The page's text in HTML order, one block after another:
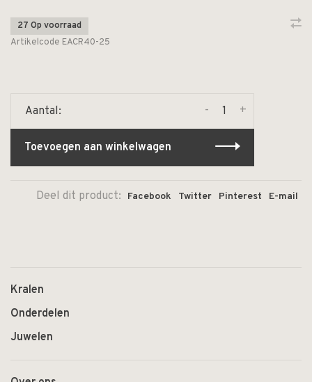
27 Op voorraad
Artikelcode EACR40-25
Aantal: +
-
Toevoegen aan winkelwagen
Deel dit product: Facebook Twitter Pinterest E-mail
Kralen
Onderdelen
Juwelen